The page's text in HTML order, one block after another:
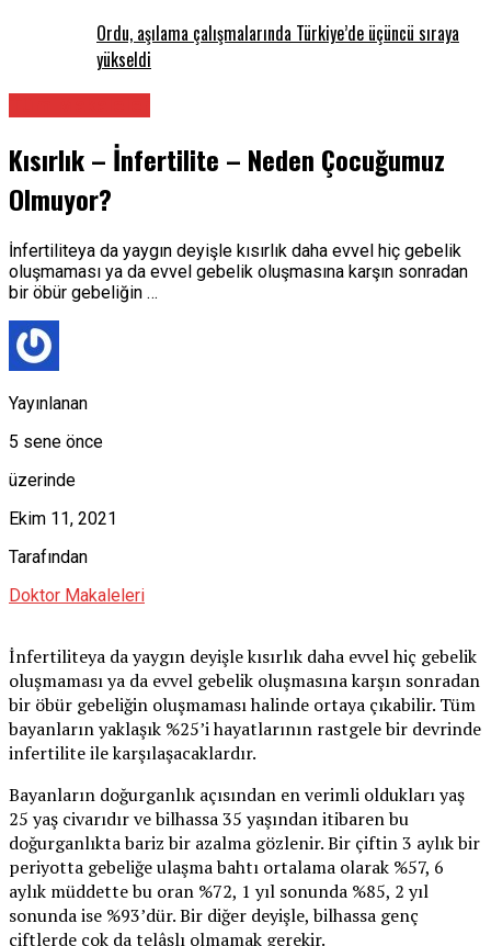
Ordu, aşılama çalışmalarında Türkiye’de üçüncü sıraya
yükseldi
Kısırlık – İnfertilite – Neden Çocuğumuz
Olmuyor?
İnfertiliteya da yaygın deyişle kısırlık daha evvel hiç gebelik
oluşmaması ya da evvel gebelik oluşmasına karşın sonradan
bir öbür gebeliğin …
Yayınlanan
5 sene önce
üzerinde
Ekim 11, 2021
Tarafından
Doktor Makaleleri
İnfertiliteya da yaygın deyişle kısırlık daha evvel hiç gebelik
oluşmaması ya da evvel gebelik oluşmasına karşın sonradan
bir öbür gebeliğin oluşmaması halinde ortaya çıkabilir. Tüm
bayanların yaklaşık %25’i hayatlarının rastgele bir devrinde
infertilite ile karşılaşacaklardır.
Bayanların doğurganlık açısından en verimli oldukları yaş
25 yaş civarıdır ve bilhassa 35 yaşından itibaren bu
doğurganlıkta bariz bir azalma gözlenir. Bir çiftin 3 aylık bir
periyotta gebeliğe ulaşma bahtı ortalama olarak %57, 6
aylık müddette bu oran %72, 1 yıl sonunda %85, 2 yıl
sonunda ise %93’dür. Bir diğer deyişle, bilhassa genç
çiftlerde çok da telâşlı olmamak gerekir.